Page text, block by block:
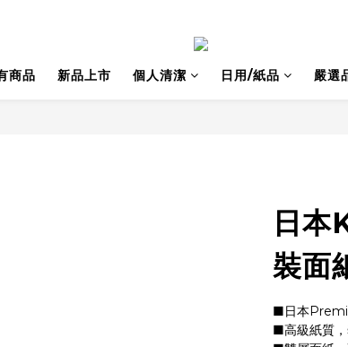
商品 新品上市 個人清潔 日用/紙品 嚴選
日本
裝面
■日本
■高級紙質